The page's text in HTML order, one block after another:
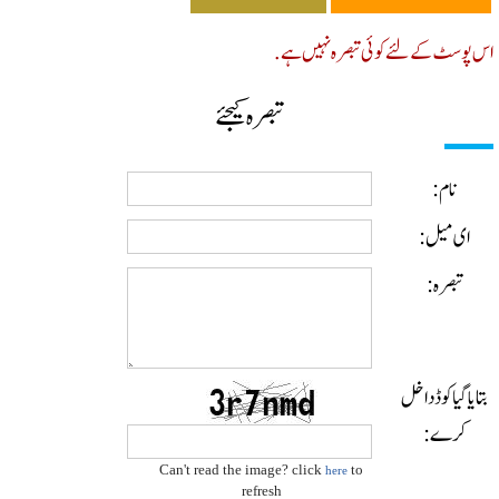
کے لئے کوئی تبصرہ نہیں ہے.
تبصرہ کیجئے
نام:
ای میل:
تبصرہ:
گیا کوڈ داخل
کرے:
Can't read the image? clickhere
refresh